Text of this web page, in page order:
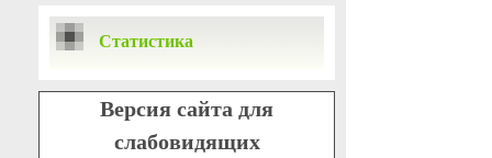
Статистика
Версия сайта для
слабовидящих